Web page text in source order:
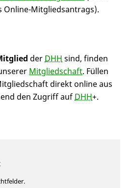
Online-Mitgliedsantrags).
der DHH sind, finden
Mitgliedschaft. Füllen
direkt online aus
den Zugriff auf DHH+.